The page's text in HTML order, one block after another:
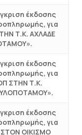
έκδοσης
για
Τ.Κ. ΑΧΛΑΔΕ
έκδοσης
για
ΣΤΗΝ Τ.Κ.
έκδοσης
για
ΟΙΚΙΣΜΟ